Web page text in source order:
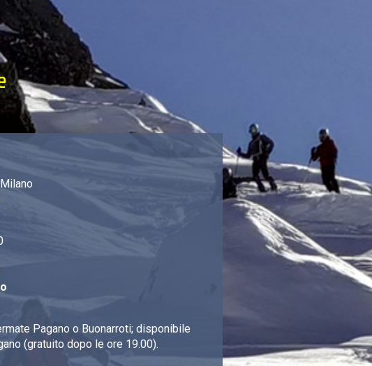
Pagano o Buonarroti; disponibile
(gratuito dopo le ore 19.00).